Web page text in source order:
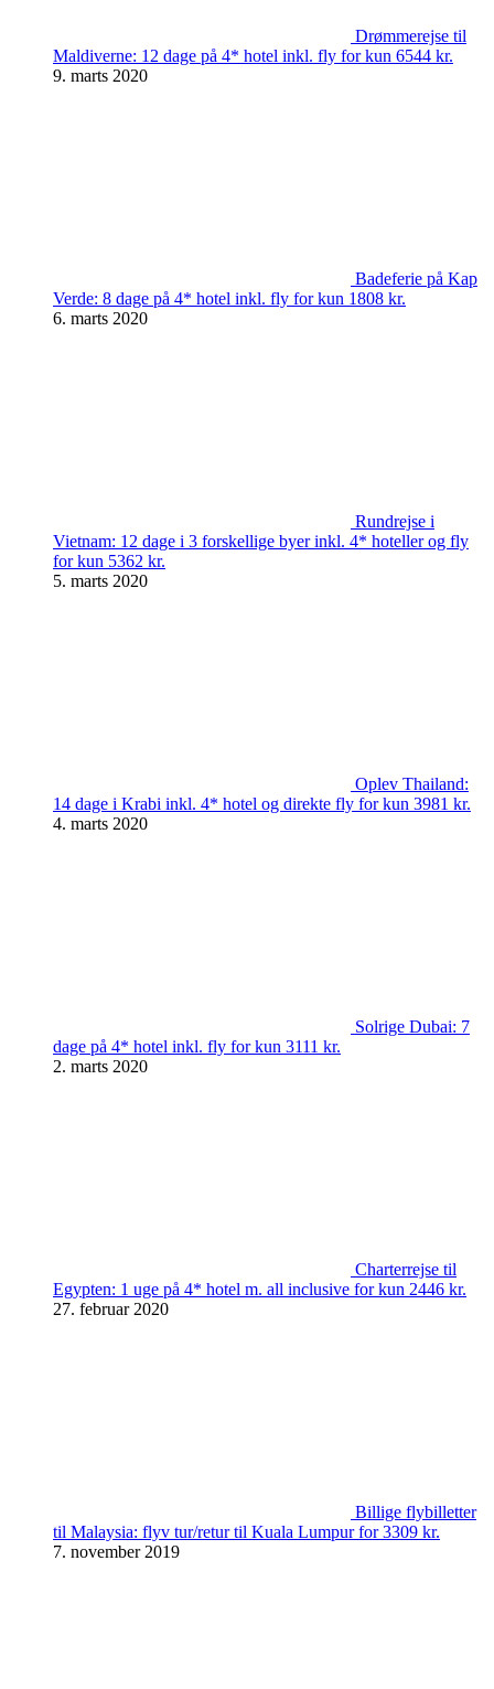
Drømmerejse til
Maldiverne: 12 dage på 4* hotel inkl. fly for kun 6544 kr.
9. marts 2020
Badeferie på Kap
Verde: 8 dage på 4* hotel inkl. fly for kun 1808 kr.
6. marts 2020
Rundrejse i
Vietnam: 12 dage i 3 forskellige byer inkl. 4* hoteller og fly
for kun 5362 kr.
5. marts 2020
Oplev Thailand:
14 dage i Krabi inkl. 4* hotel og direkte fly for kun 3981 kr.
4. marts 2020
Solrige Dubai: 7
dage på 4* hotel inkl. fly for kun 3111 kr.
2. marts 2020
Charterrejse til
Egypten: 1 uge på 4* hotel m. all inclusive for kun 2446 kr.
27. februar 2020
Billige flybilletter
til Malaysia: flyv tur/retur til Kuala Lumpur for 3309 kr.
7. november 2019